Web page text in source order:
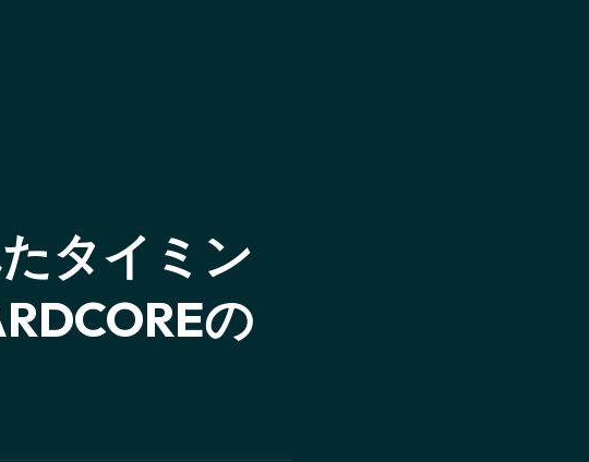
タイミン
の